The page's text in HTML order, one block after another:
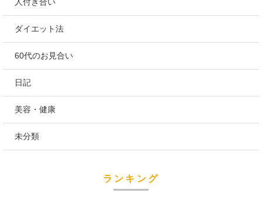
人付き合い
ダイエット法
60代のお見合い
日記
美容・健康
未分類
ランキング